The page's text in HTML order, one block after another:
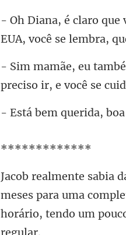
EUA, você se l
preciso ir, e você
stá bem queri
*
meses para uma
horár